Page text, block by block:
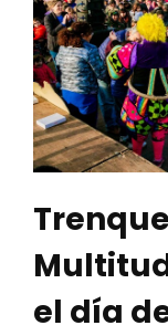
el día